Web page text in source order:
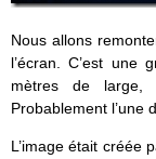
Nous allons
l’écran. C’est une
mètres de
Probablement l’une
L’image était créée